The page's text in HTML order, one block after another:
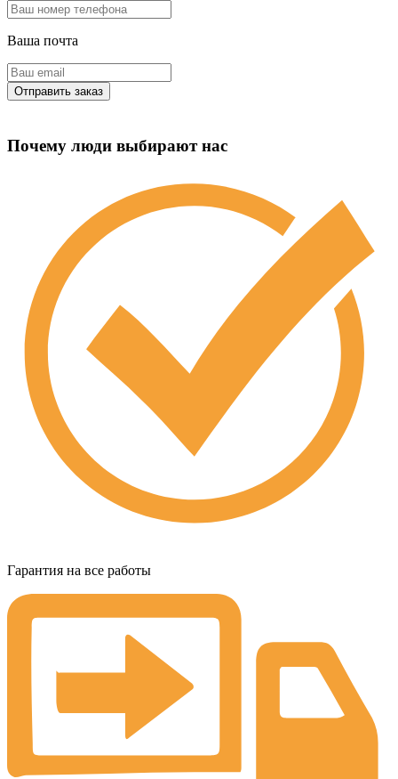
Ваша почта
Почему люди выбирают нас
Гарантия на все работы